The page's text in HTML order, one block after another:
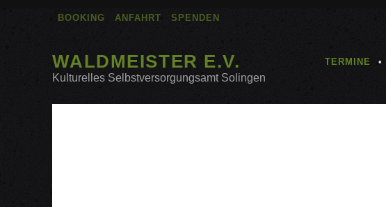
BOOKING ANFAHRT SPENDEN
WALDMEISTER E.V.
Kulturelles Selbstversorgungsamt Solingen
TERMINE